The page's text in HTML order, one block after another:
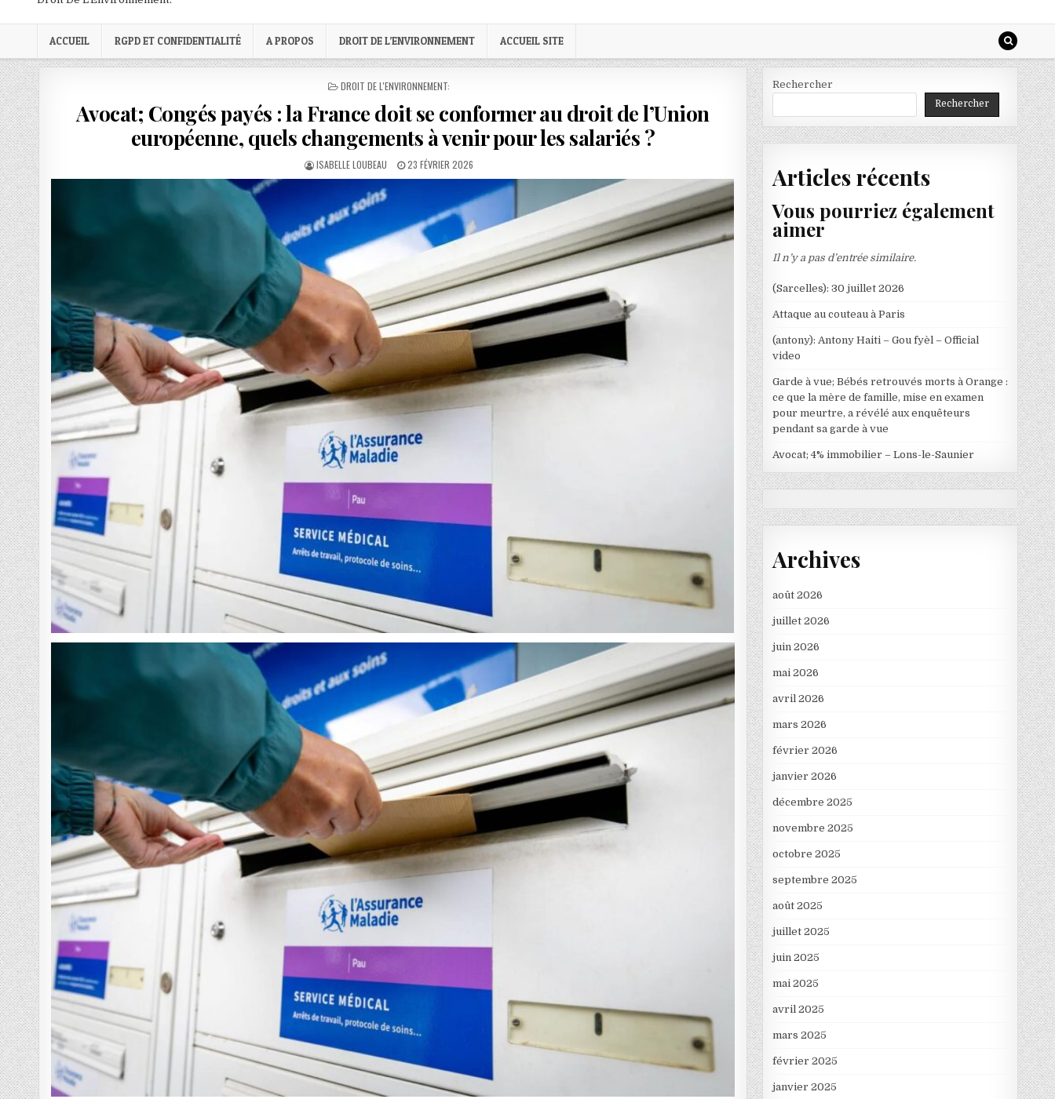
ACCUEIL RGPD ET CONFIDENTIALITÉ A PROPOS DROIT DE L’ENVIRONNEMENT ACCUEIL SITE
POSTED
DROIT DE L'ENVIRONNEMENT:
Avocat; Congés payés : la France doit se conformer au droit de l’Union
européenne, quels changements à venir pour les salariés ?
AUTHOR:
ISABELLE LOUBEAU
PUBLISHED
DATE:
23 FÉVRIER 2026
Rechercher
Rechercher
Articles récents
Vous pourriez également
aimer
Il n’y a pas d’entrée similaire.
(Sarcelles): 30 juillet 2026
Attaque au couteau à Paris
(antony): Antony Haiti – Gou fyèl – Official
video
Garde à vue; Bébés retrouvés morts à Orange :
ce que la mère de famille, mise en examen
pour meurtre, a révélé aux enquêteurs
pendant sa garde à vue
Avocat; 4% immobilier – Lons-le-Saunier
Archives
août 2026
juillet 2026
juin 2026
mai 2026
avril 2026
mars 2026
février 2026
janvier 2026
décembre 2025
novembre 2025
octobre 2025
septembre 2025
août 2025
juillet 2025
juin 2025
mai 2025
avril 2025
mars 2025
février 2025
janvier 2025